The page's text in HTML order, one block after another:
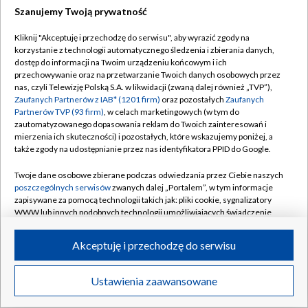
TVP
Abonament TVP
Emisja w TVP
Centrum informacji TVP
Naziemna Telewizja Cyfrowa
Rada Programowa
System NOS
Informacje o nadawcy
Program dla prasy
Ogłoszenie przetargowe
Regulamin TVP
Polityka prywatności
Moje zgody
Pomoc
Kontakt
Kanały
©2026 Telewizja Polska S.A. w likwidacji
Szanujemy Twoją prywatność
Kliknij "Akceptuję i przechodzę do serwisu", aby wyrazić zgody na
korzystanie z technologii automatycznego śledzenia i zbierania danych,
dostęp do informacji na Twoim urządzeniu końcowym i ich
przechowywanie oraz na przetwarzanie Twoich danych osobowych przez
nas, czyli Telewizję Polską S.A. w likwidacji (zwaną dalej również „TVP”),
Zaufanych Partnerów z IAB* (1201 firm) oraz pozostałych Zaufanych
Partnerów TVP (93 firm), w celach marketingowych (w tym do
zautomatyzowanego dopasowania reklam do Twoich zainteresowań i
mierzenia ich skuteczności) i pozostałych, które wskazujemy poniżej, a
także zgody na udostępnianie przez nas identyfikatora PPID do Google.
Twoje dane osobowe zbierane podczas odwiedzania przez Ciebie naszych
poszczególnych serwisówzwanych dalej „Portalem”, w tym informacje
zapisywane za pomocą technologii takich jak: pliki cookie, sygnalizatory
WWW lub innych podobnych technologii umożliwiających świadczenie
ruchu w Internecie.
Twoje dane osobowe zbierane podczas odwiedzania przez Ciebie
poszczególnych serwisówna Portalu, takie jak adresy IP, identyfikatory
Ustawienia zaawansowane
Akceptuję i przechodzę do serwisu